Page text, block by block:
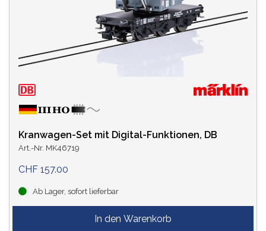
Kranwagen-Set mit Digital-Funktionen, DB
Art.-Nr. MK46719
CHF 157.00
Ab Lager, sofort lieferbar